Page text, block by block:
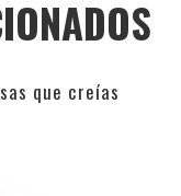
que creías